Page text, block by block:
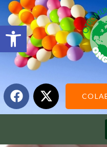
Abrir barra